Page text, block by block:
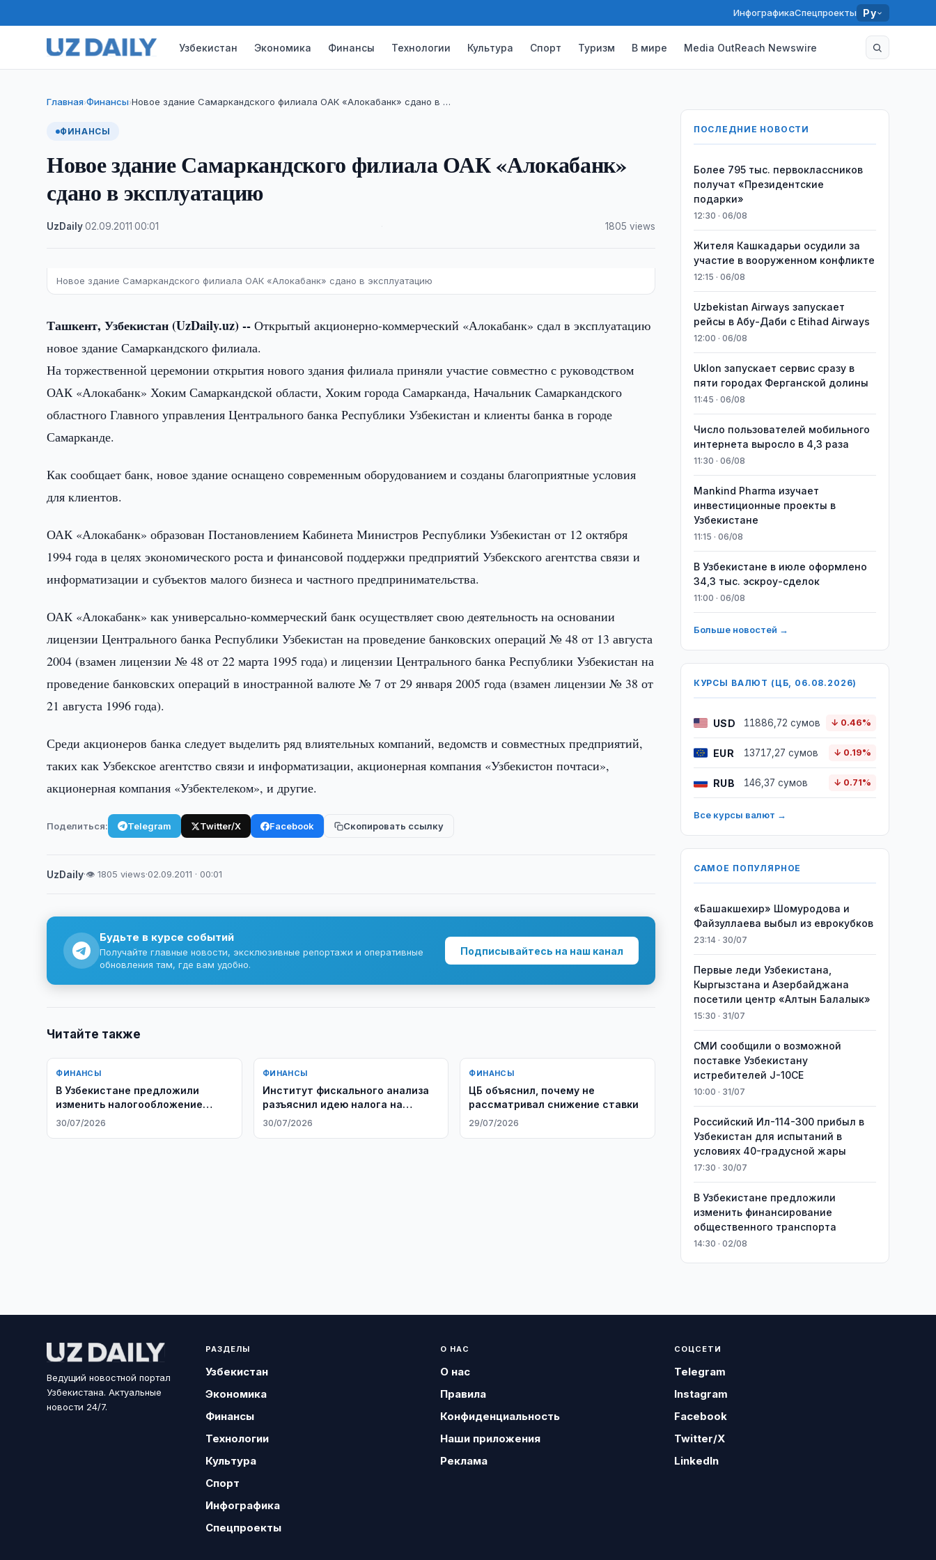
ИнфографикаСпецпроекты Ру
Узбекистан Экономика Финансы Технологии Культура Спорт Туризм В мире Media OutReach Newswire
Главная›Финансы›Новое здание Самаркандского филиала ОАК «Алокабанк» сдано в …
ФИНАНСЫ
Новое здание Самаркандского филиала ОАК «Алокабанк»
сдано в эксплуатацию
UzDaily·02.09.2011 ·00:01 1805 views
Новое здание Самаркандского филиала ОАК «Алокабанк» сдано в эксплуатацию
Ташкент, Узбекистан (UzDaily.uz) -- Открытый акционерно-коммерческий «Алокабанк» сдал в эксплуатацию
новое здание Самаркандского филиала.
На торжественной церемонии открытия нового здания филиала приняли участие совместно с руководством
ОАК «Алокабанк» Хоким Самаркандской области, Хоким города Самарканда, Начальник Самаркандского
областного Главного управления Центрального банка Республики Узбекистан и клиенты банка в городе
Самарканде.
Как сообщает банк, новое здание оснащено современным оборудованием и созданы благоприятные условия
для клиентов.
ОАК «Алокабанк» образован Постановлением Кабинета Министров Республики Узбекистан от 12 октября
1994 года в целях экономического роста и финансовой поддержки предприятий Узбекского агентства связи и
информатизации и субъектов малого бизнеса и частного предпринимательства.
ОАК «Алокабанк» как универсально-коммерческий банк осуществляет свою деятельность на основании
лицензии Центрального банка Республики Узбекистан на проведение банковских операций № 48 от 13 августа
2004 (взамен лицензии № 48 от 22 марта 1995 года) и лицензии Центрального банка Республики Узбекистан на
проведение банковских операций в иностранной валюте № 7 от 29 января 2005 года (взамен лицензии № 38 от
21 августа 1996 года).
Среди акционеров банка следует выделить ряд влиятельных компаний, ведомств и совместных предприятий,
таких как Узбекское агентство связи и информатизации, акционерная компания «Узбекистон почтаси»,
акционерная компания «Узбектелеком», и другие.
Поделиться: Telegram Twitter/X Facebook Скопировать ссылку
UzDaily·👁 1805 views·02.09.2011 · 00:01
Будьте в курсе событий
Получайте главные новости, эксклюзивные репортажи и оперативные
обновления там, где вам удобно.
Подписывайтесь на наш канал
Читайте также
ФИНАНСЫ
В Узбекистане предложили
изменить налогообложение
банков
30/07/2026
ФИНАНСЫ
Институт фискального анализа
разъяснил идею налога на
проценты по вкладам
30/07/2026
ФИНАНСЫ
ЦБ объяснил, почему не
рассматривал снижение ставки
29/07/2026
ПОСЛЕДНИЕ НОВОСТИ
Более 795 тыс. первоклассников
получат «Президентские
подарки»
12:30 · 06/08
Жителя Кашкадарьи осудили за
участие в вооруженном конфликте
12:15 · 06/08
Uzbekistan Airways запускает
рейсы в Абу-Даби с Etihad Airways
12:00 · 06/08
Uklon запускает сервис сразу в
пяти городах Ферганской долины
11:45 · 06/08
Число пользователей мобильного
интернета выросло в 4,3 раза
11:30 · 06/08
Mankind Pharma изучает
инвестиционные проекты в
Узбекистане
11:15 · 06/08
В Узбекистане в июле оформлено
34,3 тыс. эскроу-сделок
11:00 · 06/08
Больше новостей →
КУРСЫ ВАЛЮТ (ЦБ, 06.08.2026)
USD 11886,72 сумов ↓ 0.46%
EUR 13717,27 сумов ↓ 0.19%
RUB 146,37 сумов ↓ 0.71%
Все курсы валют →
САМОЕ ПОПУЛЯРНОЕ
«Башакшехир» Шомуродова и
Файзуллаева выбыл из еврокубков
23:14 · 30/07
Первые леди Узбекистана,
Кыргызстана и Азербайджана
посетили центр «Алтын Балалык»
15:30 · 31/07
СМИ сообщили о возможной
поставке Узбекистану
истребителей J-10CE
10:00 · 31/07
Российский Ил-114-300 прибыл в
Узбекистан для испытаний в
условиях 40-градусной жары
17:30 · 30/07
В Узбекистане предложили
изменить финансирование
общественного транспорта
14:30 · 02/08
Ведущий новостной портал
Узбекистана. Актуальные
новости 24/7.
РАЗДЕЛЫ
Узбекистан
Экономика
Финансы
Технологии
Культура
Спорт
Инфографика
Спецпроекты
О НАС
О нас
Правила
Конфиденциальность
Наши приложения
Реклама
СОЦСЕТИ
Telegram
Instagram
Facebook
Twitter/X
LinkedIn